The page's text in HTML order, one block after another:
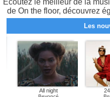
Ecoutez le meilleur de la
de On the floor, découvrez
Les
All night